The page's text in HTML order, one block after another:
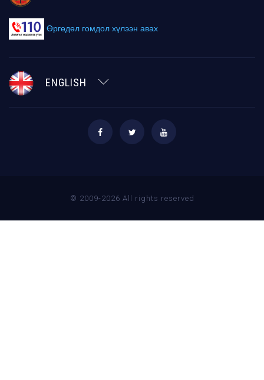
Өргөдөл гомдол хүлээн авах
ENGLISH
© 2009-2026 All rights reserved